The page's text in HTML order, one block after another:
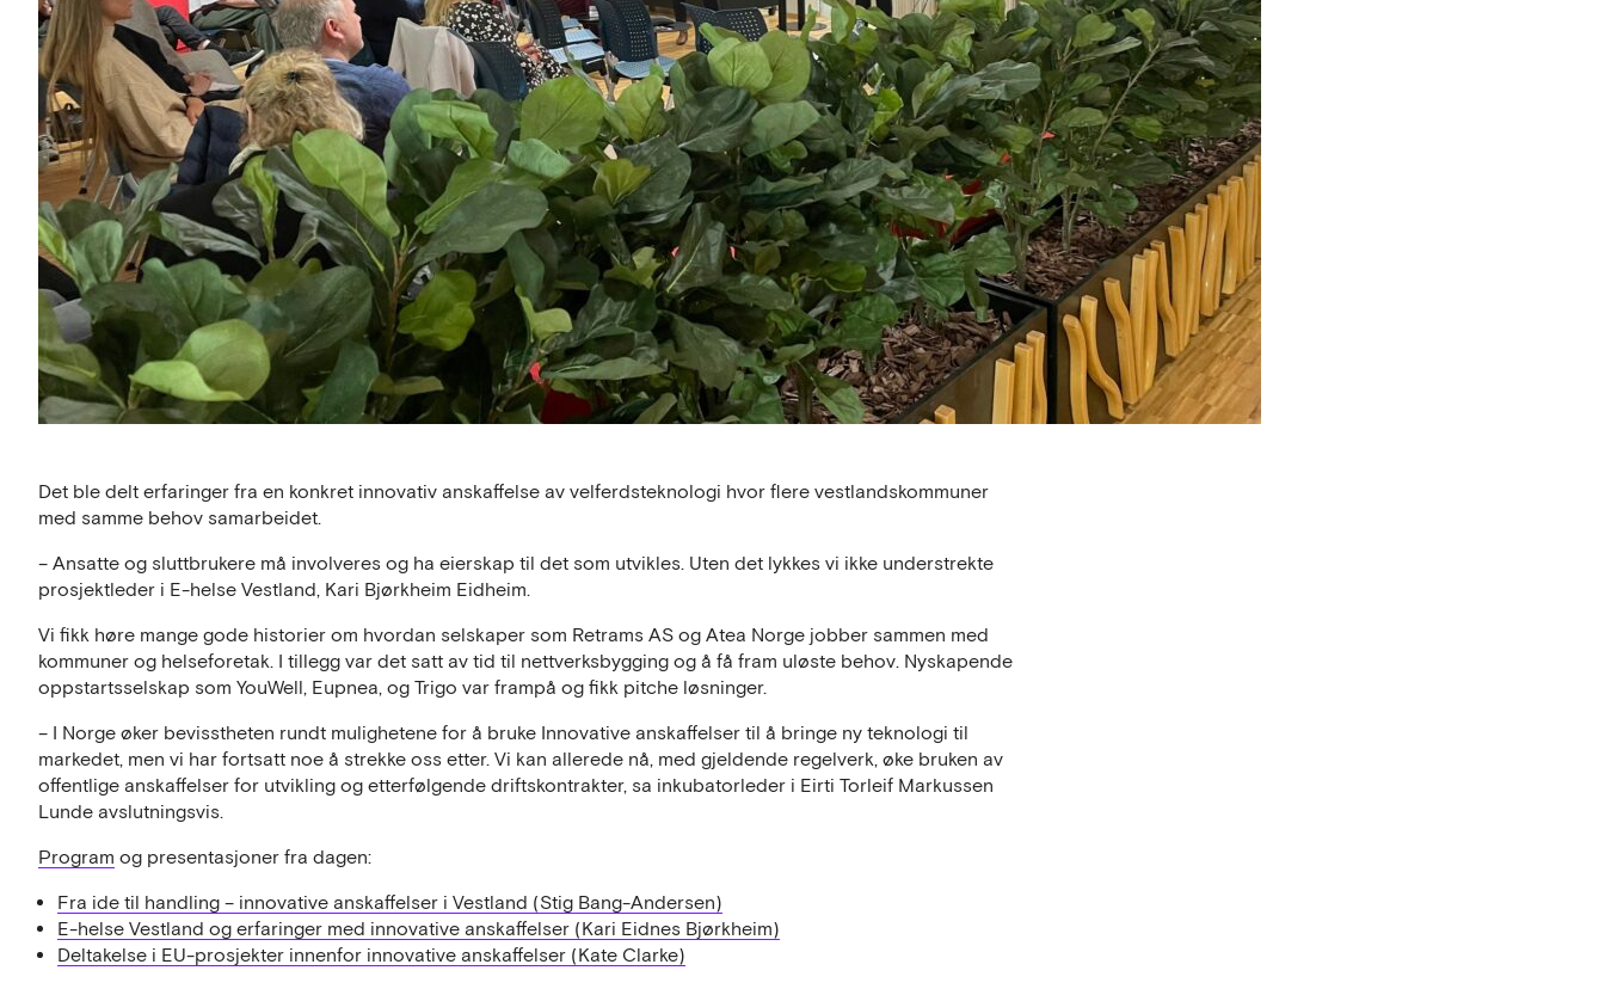
Det ble delt erfaringer fra en konkret innovativ anskaffelse av velferdsteknologi hvor flere vestlandskommuner
med samme behov samarbeidet.
– Ansatte og sluttbrukere må involveres og ha eierskap til det som utvikles. Uten det lykkes vi ikke understrekte
prosjektleder i E-helse Vestland, Kari Bjørkheim Eidheim.
Vi fikk høre mange gode historier om hvordan selskaper som Retrams AS og Atea Norge jobber sammen med
kommuner og helseforetak. I tillegg var det satt av tid til nettverksbygging og å få fram uløste behov. Nyskapende
oppstartsselskap som YouWell, Eupnea, og Trigo var frampå og fikk pitche løsninger.
– I Norge øker bevisstheten rundt mulighetene for å bruke Innovative anskaffelser til å bringe ny teknologi til
markedet, men vi har fortsatt noe å strekke oss etter. Vi kan allerede nå, med gjeldende regelverk, øke bruken av
offentlige anskaffelser for utvikling og etterfølgende driftskontrakter, sa inkubatorleder i Eirti Torleif Markussen
Lunde avslutningsvis.
Program og presentasjoner fra dagen:
Fra ide til handling – innovative anskaffelser i Vestland (Stig Bang-Andersen)
E-helse Vestland og erfaringer med innovative anskaffelser (Kari Eidnes Bjørkheim)
Deltakelse i EU-prosjekter innenfor innovative anskaffelser (Kate Clarke)